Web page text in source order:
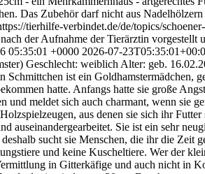
Das Zubehör darf nicht aus
tierhilfe-verbindet.de/de/topics/
der Aufnahme der Tierärztin
05:35:01 +0000 2026-07-
Geschlecht: weiblich Alter: geb.
ist ein Goldhamstermädchen,
hatte. Anfangs hatte sie große
meldet sich auch charmant, wenn sie
aus denen sie sich ihr
Sie ist ein sehr
sucht sie Menschen, die ihr die Zeit
und keine Kuscheltiere. Wer der
in Gitterkäfige und auch nicht in